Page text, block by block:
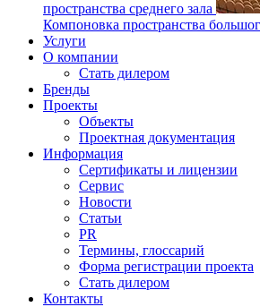
пространства среднего зала
Компоновка пространства
Услуги
О компании
Стать дилером
Бренды
Проекты
Объекты
Проектная документация
Информация
Сертификаты и лицензии
Сервис
Новости
Статьи
PR
Термины, глоссарий
Форма регистрации проекта
Стать дилером
Контакты